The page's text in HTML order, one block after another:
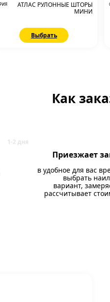
АТЛАС РУЛОННЫЕ ШТОРЫ
МИНИ
Выбрать
Как
Приезжает
в удобное для вас
выбрать
вариант,
рассчитывает